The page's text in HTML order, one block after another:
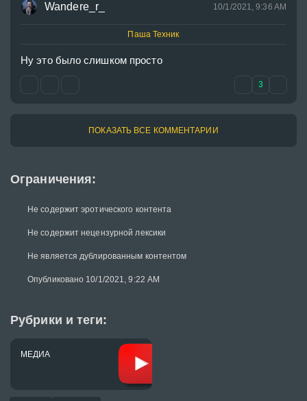
Ограничения:
Не содержит эротического контента
Не содержит нецензурной лексики
Не является дублированным контентом
Опубликовано 10/1/2021, 9:22 AM
Рубрики и теги:
МЕДИА
Wandere_r_ 10/1/2021, 9:36 AM
Паша Техник
Ну это было слишком просто
3
ПОКАЗАТЬ ВСЕ КОММЕНТАРИИ